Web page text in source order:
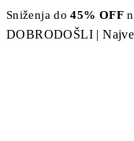
Sniženja do45% OFF
DOBRODOŠLI |